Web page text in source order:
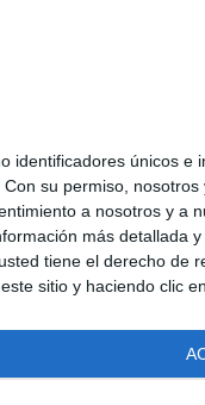
identificadores únicos e
Con su permiso,
a nosotros y a
más detallada
tiene el derecho de
sitio y haciendo clic
91 593 2767